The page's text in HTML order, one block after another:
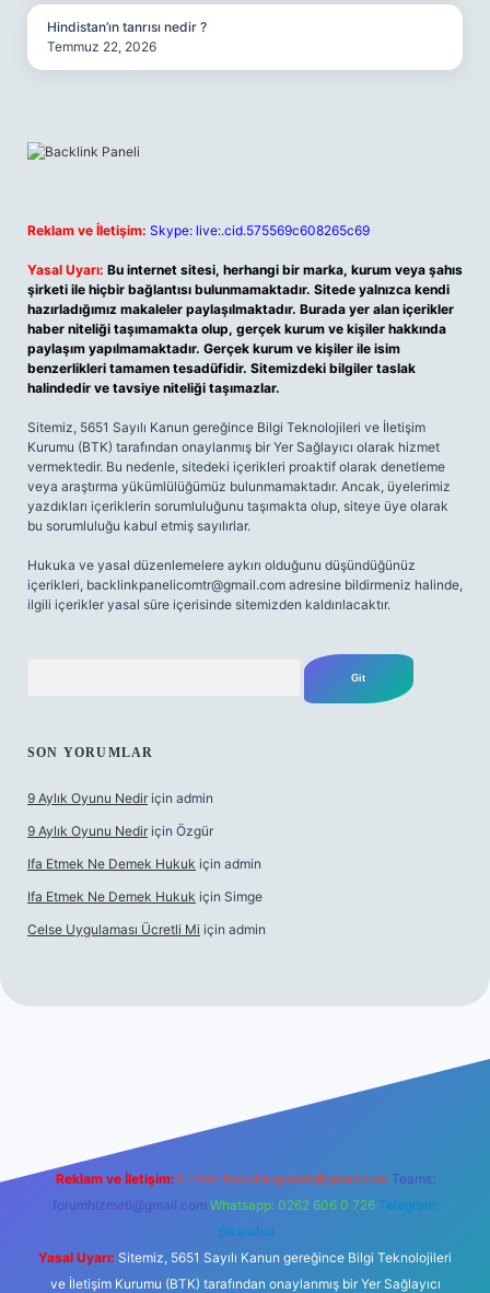
Hindistan’ın tanrısı nedir ?
Temmuz 22, 2026
Reklam ve İletişim: Skype: live:.cid.575569c608265c69
Yasal Uyarı: Bu internet sitesi, herhangi bir marka, kurum veya şahıs
şirketi ile hiçbir bağlantısı bulunmamaktadır. Sitede yalnızca kendi
hazırladığımız makaleler paylaşılmaktadır. Burada yer alan içerikler
haber niteliği taşımamakta olup, gerçek kurum ve kişiler hakkında
paylaşım yapılmamaktadır. Gerçek kurum ve kişiler ile isim
benzerlikleri tamamen tesadüfidir. Sitemizdeki bilgiler taslak
halindedir ve tavsiye niteliği taşımazlar.
Sitemiz, 5651 Sayılı Kanun gereğince Bilgi Teknolojileri ve İletişim
Kurumu (BTK) tarafından onaylanmış bir Yer Sağlayıcı olarak hizmet
vermektedir. Bu nedenle, sitedeki içerikleri proaktif olarak denetleme
veya araştırma yükümlülüğümüz bulunmamaktadır. Ancak, üyelerimiz
yazdıkları içeriklerin sorumluluğunu taşımakta olup, siteye üye olarak
bu sorumluluğu kabul etmiş sayılırlar.
Hukuka ve yasal düzenlemelere aykırı olduğunu düşündüğünüz
içerikleri, backlinkpanelicomtr@gmail.com adresine bildirmeniz halinde,
ilgili içerikler yasal süre içerisinde sitemizden kaldırılacaktır.
SON YORUMLAR
9 Aylık Oyunu Nedir için admin
9 Aylık Oyunu Nedir için Özgür
Ifa Etmek Ne Demek Hukuk için admin
Ifa Etmek Ne Demek Hukuk için Simge
Celse Uygulaması Ücretli Mi için admin
Reklam ve İletişim: E-mail: backlinkpaneli@gmail.com Teams:
forumhizmeti@gmail.com Whatsapp: 0262 606 0 726 Telegram:
@karabul
Yasal Uyarı: Sitemiz, 5651 Sayılı Kanun gereğince Bilgi Teknolojileri
ve İletişim Kurumu (BTK) tarafından onaylanmış bir Yer Sağlayıcı